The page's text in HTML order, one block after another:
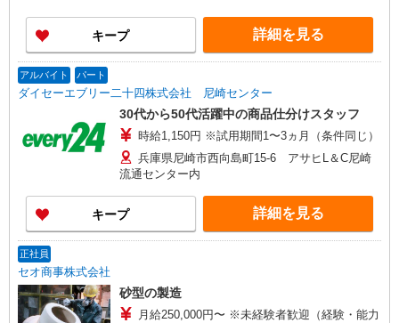
キープ 詳細を見る
アルバイト パート
ダイセーエブリー二十四株式会社 尼崎センター
30代から50代活躍中の商品仕分けスタッフ
時給1,150円 ※試用期間1〜3ヵ月（条件同じ）
兵庫県尼崎市西向島町15-6 アサヒL＆C尼崎
流通センター内
キープ 詳細を見る
正社員
セオ商事株式会社
砂型の製造
月給250,000円〜 ※未経験者歓迎（経験・能力